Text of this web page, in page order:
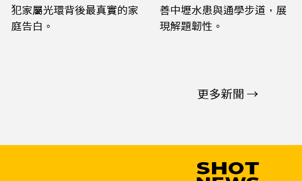
犯家屬光環背後最真實的家
庭告白。
善中壢水患與通學步道，展
現解題韌性。
更多新聞 →